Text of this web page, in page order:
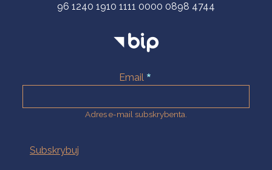
96 1240 1910 1111 0000 0898 4744
Email
Adres e-mail subskrybenta.